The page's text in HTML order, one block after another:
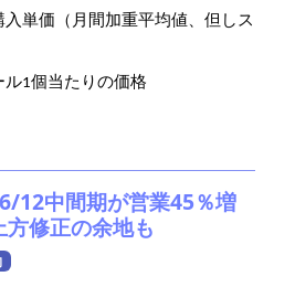
単価（月間加重平均値、但しス
1個当たりの価格
12中間期が営業45％増
修正の余地も